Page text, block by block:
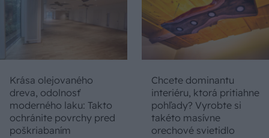
Krása olejovaného
dreva, odolnosť
moderného laku: Takto
ochránite povrchy pred
poškriabaním
Chcete dominantu
interiéru, ktorá pritiahne
pohľady? Vyrobte si
takéto masívne
orechové svietidlo